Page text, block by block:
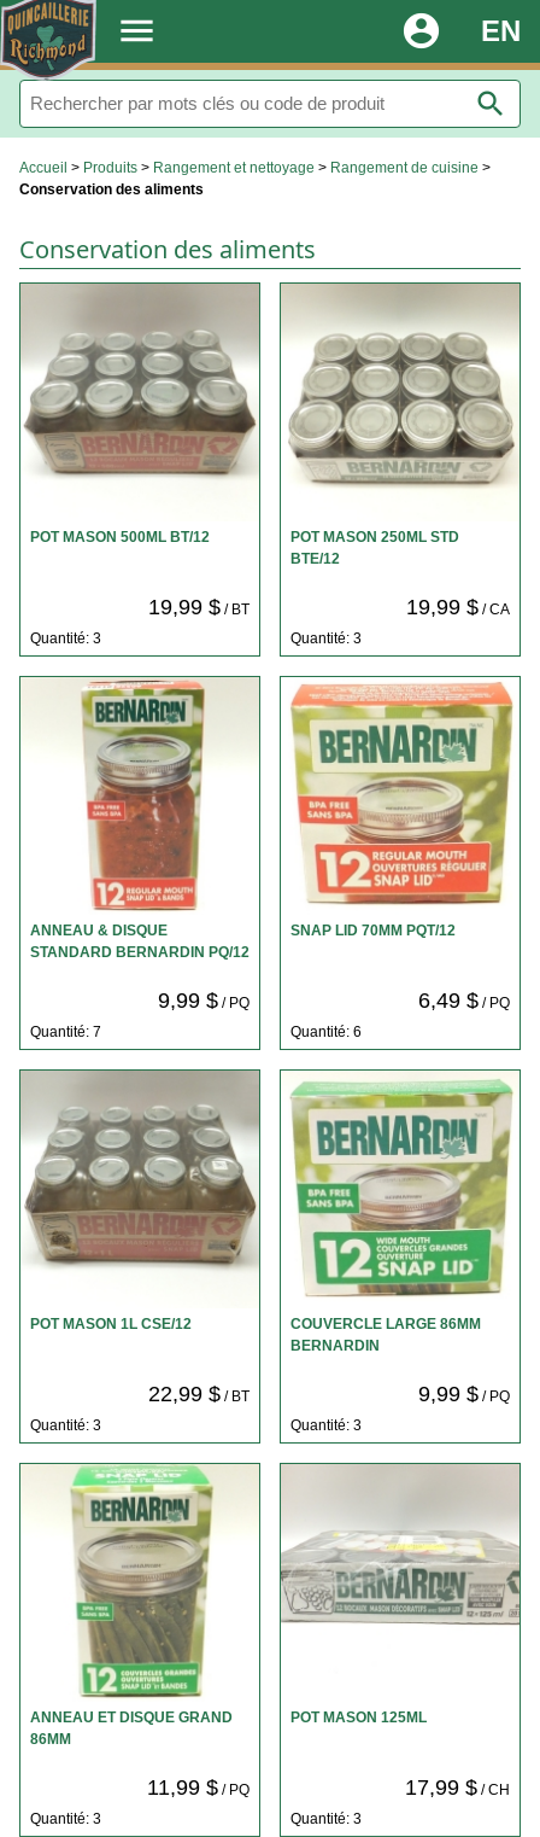
. menu EN
account_circle
search
Accueil > Produits > Rangement et nettoyage > Rangement de cuisine >
Conservation des aliments
Conservation des aliments
POT MASON 500ML BT/12
19,99 $/ BT
Quantité: 3
POT MASON 250ML STD
BTE/12
19,99 $/ CA
Quantité: 3
ANNEAU & DISQUE
STANDARD BERNARDIN PQ/12
9,99 $/ PQ
Quantité: 7
SNAP LID 70MM PQT/12
6,49 $/ PQ
Quantité: 6
POT MASON 1L CSE/12
22,99 $/ BT
Quantité: 3
COUVERCLE LARGE 86MM
BERNARDIN
9,99 $/ PQ
Quantité: 3
ANNEAU ET DISQUE GRAND
86MM
11,99 $/ PQ
Quantité: 3
POT MASON 125ML
17,99 $/ CH
Quantité: 3